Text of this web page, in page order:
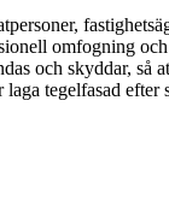
omfogning
och skyddar, så
tegelfasad efter